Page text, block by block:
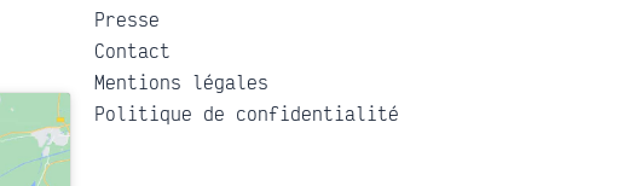
Presse
Contact
Mentions légales
Politique de confidentialité